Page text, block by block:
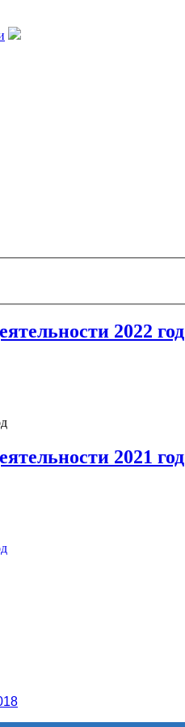
2022 год
2021 год